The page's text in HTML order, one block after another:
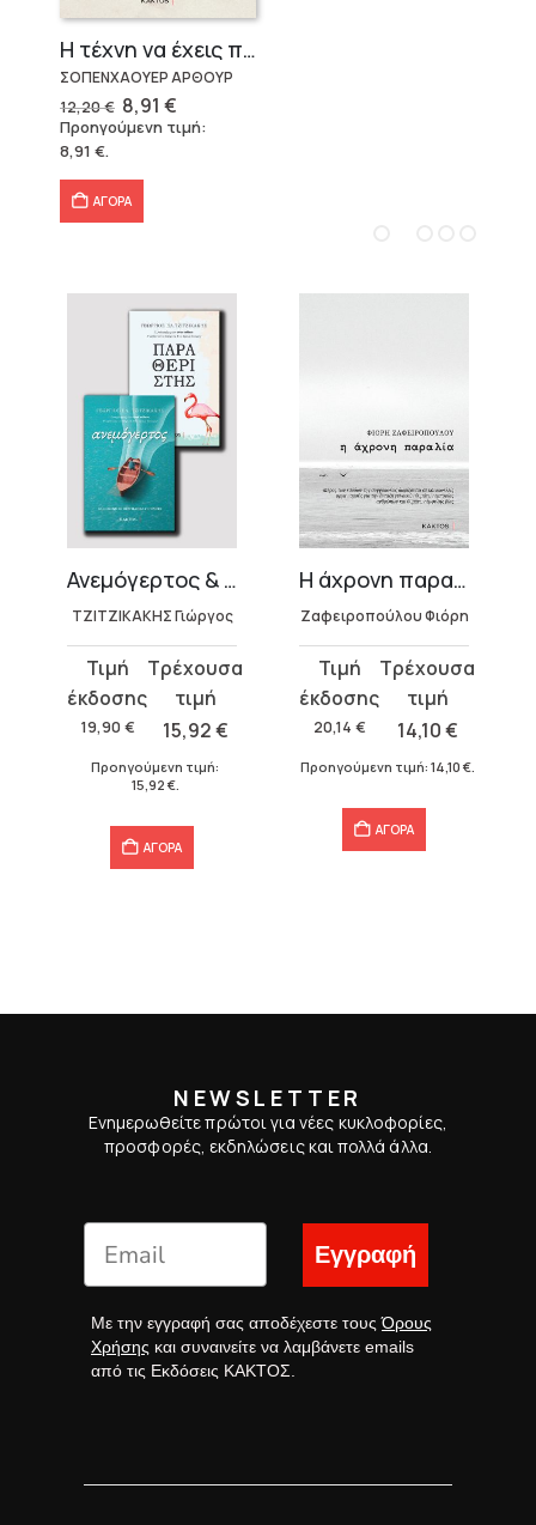
Η τέχνη να έχεις πάντα δίκιο – Άρθουρ Σοπενχάουερ
ΣΟΠΕΝΧΑΟΥΕΡ ΑΡΘΟΥΡ
12,20€ Original
price
was:
8,91 €Η
τρέχουσα
τιμή
Προηγούμενη τιμή:
8,91 €.
ΑΓΟΡΑ
Ανεμόγερτος & Παραθεριστής
ΤΖΙΤΖΙΚΑΚΗΣ Γιώργος
19,90 €
Original
price
was:
19,90 €.
15,92€
τρέχουσα
τιμή
είναι:
15,92 €.
Προηγούμενη τιμή:
15,92 €.
ΑΓΟΡΑ
Η άχρονη παραλία
Ζαφειροπούλου Φιόρη
20,14 €
Original
price
was:
20,14 €.
14,10€
τρέχουσα
τιμή
είναι:
Προηγούμενη τιμή: 14,10 €.
ΑΓΟΡΑ
NEWSLETTER
Ενημερωθείτε πρώτοι για νέες κυκλοφορίες,
προσφορές, εκδηλώσεις και πολλά άλλα.
Εγγραφή
Με την εγγραφή σας αποδέχεστε τουςΌρους
Χρήσης και συναινείτε να λαμβάνετε emails
από τις Εκδόσεις ΚΑΚΤΟΣ.